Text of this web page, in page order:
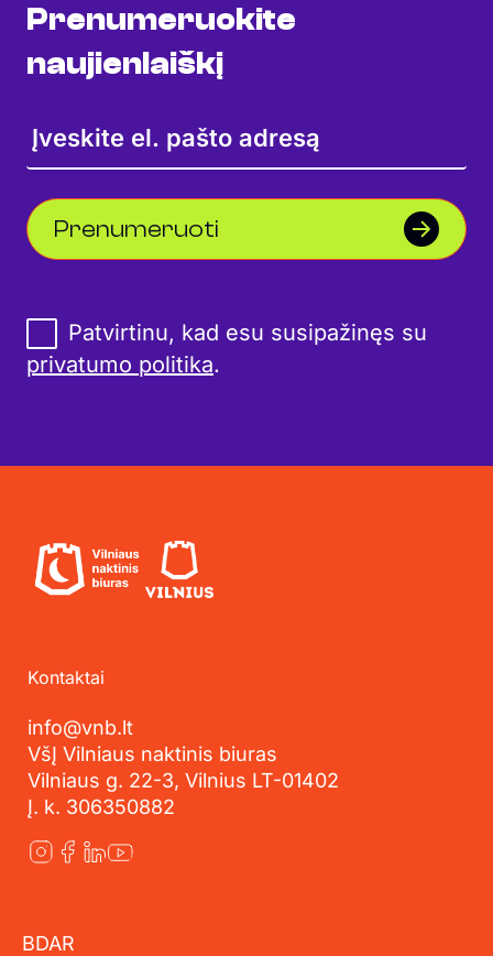
Prenumeruokite
naujienlaiškį
Prenumeruoti
Patvirtinu, kad esu susipažinęs su
privatumo politika.
Kontaktai
info@vnb.lt
VšĮ Vilniaus naktinis biuras
Vilniaus g. 22-3, Vilnius LT-01402
Į. k. 306350882
BDAR